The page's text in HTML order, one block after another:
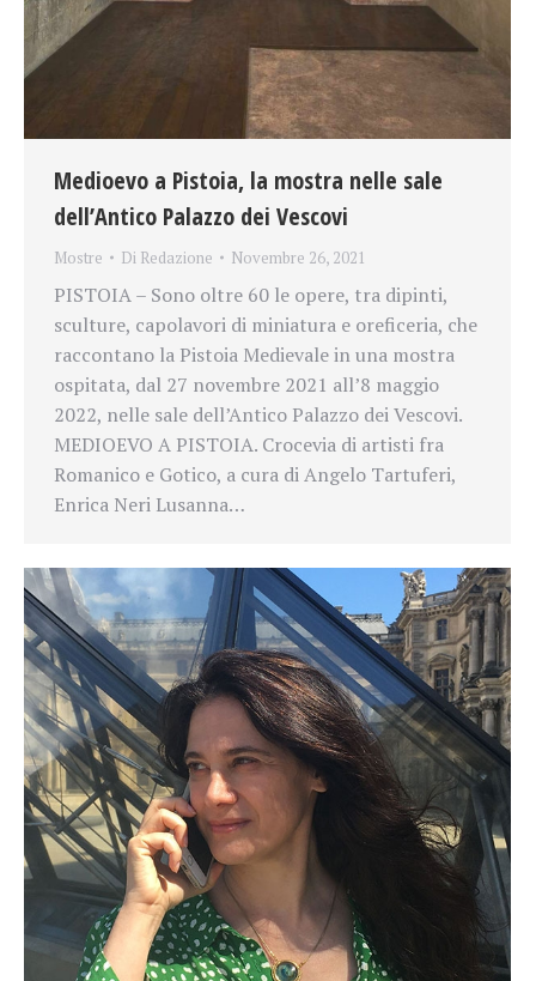
Medioevo a Pistoia, la mostra nelle sale
dell’Antico Palazzo dei Vescovi
Mostre Di Redazione Novembre 26, 2021
PISTOIA – Sono oltre 60 le opere, tra dipinti,
sculture, capolavori di miniatura e oreficeria, che
raccontano la Pistoia Medievale in una mostra
ospitata, dal 27 novembre 2021 all’8 maggio
2022, nelle sale dell’Antico Palazzo dei Vescovi.
MEDIOEVO A PISTOIA. Crocevia di artisti fra
Romanico e Gotico, a cura di Angelo Tartuferi,
Enrica Neri Lusanna…